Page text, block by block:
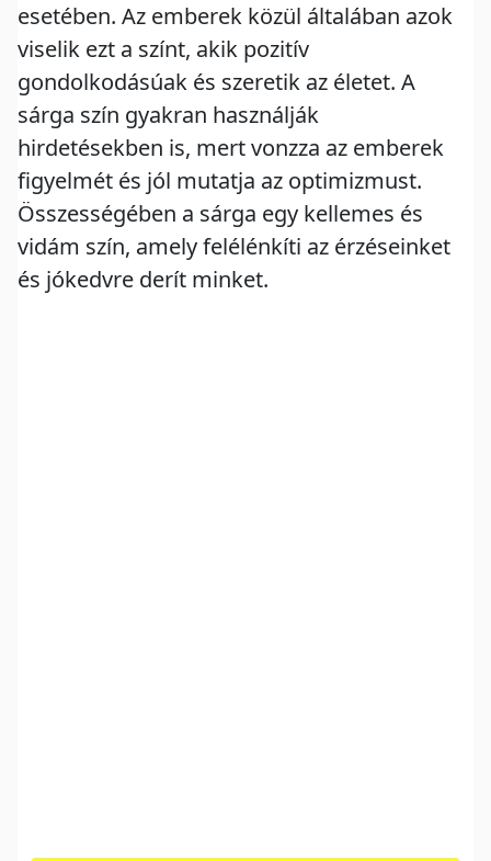
esetében. Az emberek közül általában azok
viselik ezt a színt, akik pozitív
gondolkodásúak és szeretik az életet. A
sárga szín gyakran használják
hirdetésekben is, mert vonzza az emberek
figyelmét és jól mutatja az optimizmust.
Összességében a sárga egy kellemes és
vidám szín, amely felélénkíti az érzéseinket
és jókedvre derít minket.